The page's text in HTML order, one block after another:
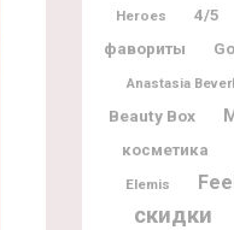
Heroes
4/5
фавориты
Anastasia
Beauty Box
косметика
Elemis
скидки